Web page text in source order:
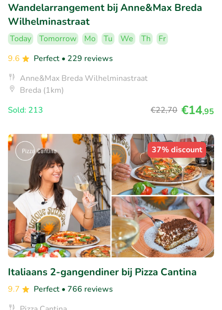
Wandelarrangement bij Anne&Max Breda
Wilhelminastraat
Today Tomorrow Mo Tu We Th
Fr
9.6
Perfect • 229 reviews
Anne&Max Breda Wilhelminastraat
Breda (1km)
Sold: 213
€22,70 €14,95
37% discount
Italiaans 2-gangendiner bij Pizza Cantina
9.7 Perfect • 766 reviews